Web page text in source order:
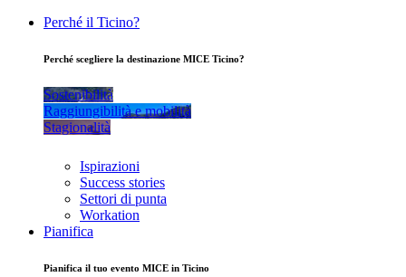
Perché il Ticino?
Perché scegliere la destinazione MICE Ticino?
Sostenibilità
Raggiungibilità e mobilità
Stagionalità
Ispirazioni
Success stories
Settori di punta
Workation
Pianifica
Pianifica il tuo evento MICE in Ticino